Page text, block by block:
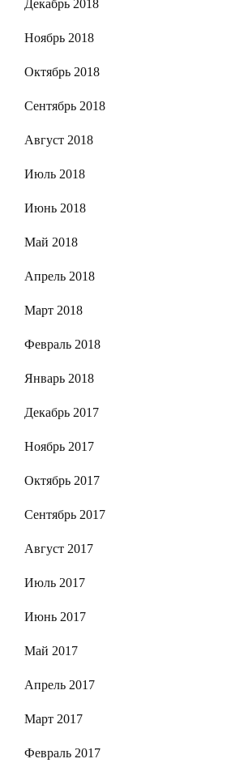
Декабрь 2018
Ноябрь 2018
Октябрь 2018
Сентябрь 2018
Август 2018
Июль 2018
Июнь 2018
Май 2018
Апрель 2018
Март 2018
Февраль 2018
Январь 2018
Декабрь 2017
Ноябрь 2017
Октябрь 2017
Сентябрь 2017
Август 2017
Июль 2017
Июнь 2017
Май 2017
Апрель 2017
Март 2017
Февраль 2017